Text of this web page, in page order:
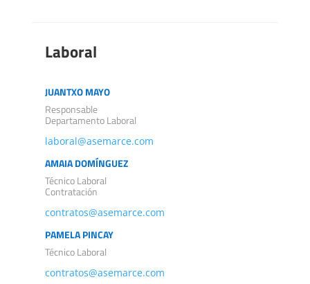
Laboral
JUANTXO MAYO
Responsable
Departamento Laboral
laboral@asemarce.com
AMAIA DOMÍNGUEZ
Técnico Laboral
Contratación
contratos@asemarce.com
PAMELA PINCAY
Técnico Laboral
contratos@asemarce.com